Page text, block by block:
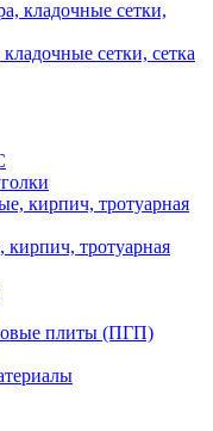
сетки, сетка
тротуарная
плиты (ПГП)